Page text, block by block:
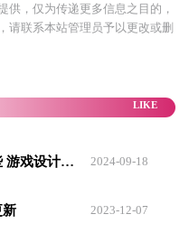
戏特效设计、手机APP界面
术技能工作。
供，仅为传递更多信息之目的，
请联系本站管理员予以更改或删
2024国内游戏设计专业学校有哪些 游戏设计专业学校排名 2024-09-18
新 2023-12-07